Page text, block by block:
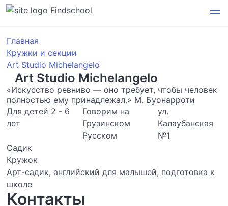
Findschool
Главная
Кружки и секции
Art Studio Michelangelo
Art Studio Michelangelo
«Искусство ревниво — оно требует, чтобы человек
полностью ему принадлежал.» М. Буонарроти
Для детей 2 - 6
лет
Садик
Кружок
Говорим на
Грузинском
Русском
ул.
Калаубанская
№1
Арт-садик, английский для малышей, подготовка к
школе
Контакты